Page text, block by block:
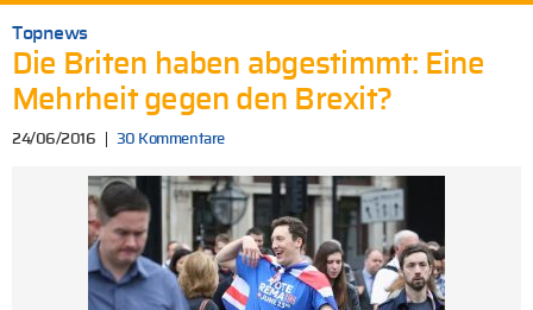
Topnews
Die Briten haben abgestimmt: Eine
Mehrheit gegen den Brexit?
24/06/2016 30 Kommentare